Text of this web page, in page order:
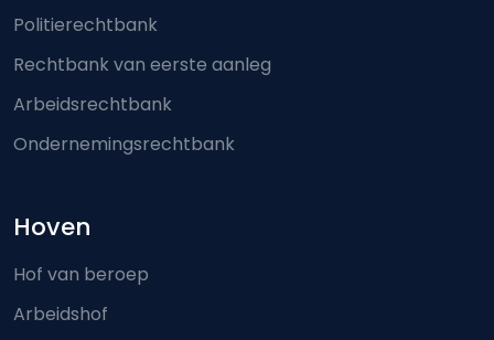
Politierechtbank
Rechtbank van eerste aanleg
Arbeidsrechtbank
Ondernemingsrechtbank
Hoven
Hof van beroep
Arbeidshof